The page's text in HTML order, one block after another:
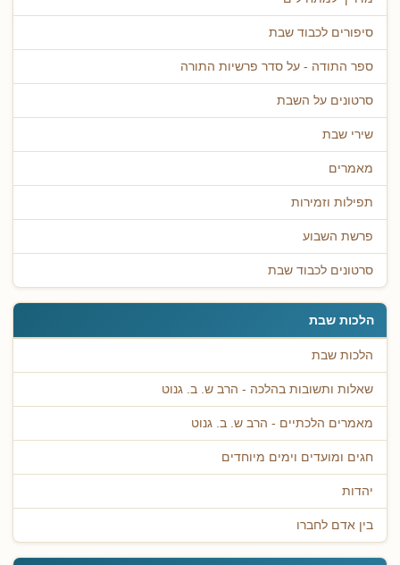
סיפורים לכבוד שבת
ספר התודה - על סדר פרשיות התורה
סרטונים על השבת
שירי שבת
מאמרים
תפילות וזמירות
פרשת השבוע
סרטונים לכבוד שבת
הלכות שבת
הלכות שבת
שאלות ותשובות בהלכה - הרב ש. ב. גנוט
מאמרים הלכתיים - הרב ש. ב. גנוט
חגים ומועדים וימים מיוחדים
יהדות
בין אדם לחברו